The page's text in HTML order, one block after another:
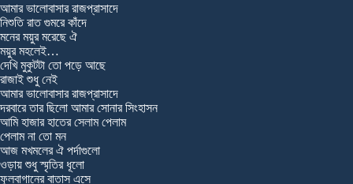
আমার ভালোবাসার রাজপ্রাসাদে
নিশুতি রাত গুমরে কাঁদে
মনের ময়ুর মরেছে ঐ
ময়ুর মহলেই…
দেখি মুকুটটা তো পড়ে আছে
রাজাই শুধু নেই
আমার ভালোবাসার রাজপ্রাসাদে
দরবারে তার ছিলো আমার সোনার সিংহাসন
আমি হাজার হাতের সেলাম পেলাম
পেলাম না তো মন
আজ মখমলের ঐ পর্দাগুলো
ওড়ায় শুধু স্মৃতির ধূলো
ফুলবাগানের বাতাস এসে